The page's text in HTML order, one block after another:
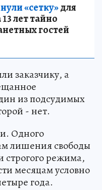
«сетку»для
лет тайно
гостей
заказчику, а
из подсудимых
- нет.
Одного
лишения свободы
строгого режима,
месяцам условно
года.